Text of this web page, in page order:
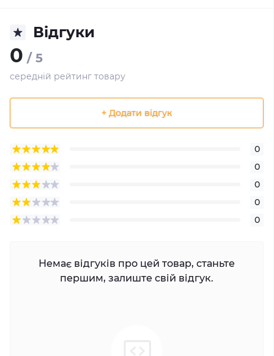
Відгуки
0 / 5
середній рейтинг товару
+ Додати відгук
0
0
0
0
0
Немає відгуків про цей товар, станьте
першим, залиште свій відгук.